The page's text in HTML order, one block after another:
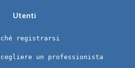
Utenti
registrarsi
un professionista